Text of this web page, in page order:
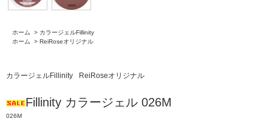
ホーム > カラージェルFillinity
ホーム
> ReiRoseオリジナル
カラージェルFillinity ReiRoseオリジナル
Fillinity カラージェル 026M
026M